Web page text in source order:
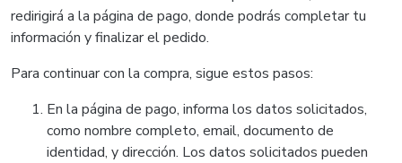
redirigirá a la página de pago, donde podrás completar tu
información y finalizar el pedido.
Para continuar con la compra, sigue estos pasos:
En la página de pago, informa los datos solicitados,
como nombre completo, email, documento de
identidad, y dirección. Los datos solicitados pueden